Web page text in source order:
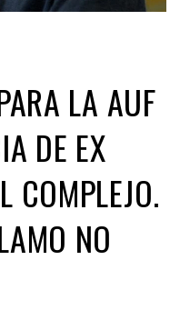
LA AUF
DE EX
COMPLEJO.
NO